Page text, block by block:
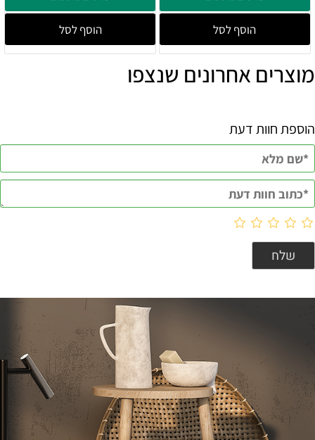
הוסף לסל הוסף לסל
מוצרים אחרונים שנצפו
הוספת חוות דעת